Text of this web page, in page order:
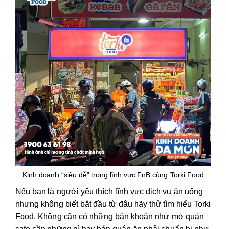
Kinh doanh “siêu dễ” trong lĩnh vực FnB cùng Torki Food
Nếu bạn là người yêu thích lĩnh vực dịch vụ ăn uống
nhưng không biết bắt đầu từ đâu hãy thử tìm hiểu Torki
Food. Không cần có những băn khoăn như mở quán